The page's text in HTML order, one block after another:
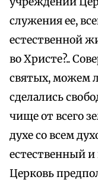
служения ее,
естественной
во Христе?..
святых, можем
сделались
чище от всего
духе со всем
естественный
Церковь